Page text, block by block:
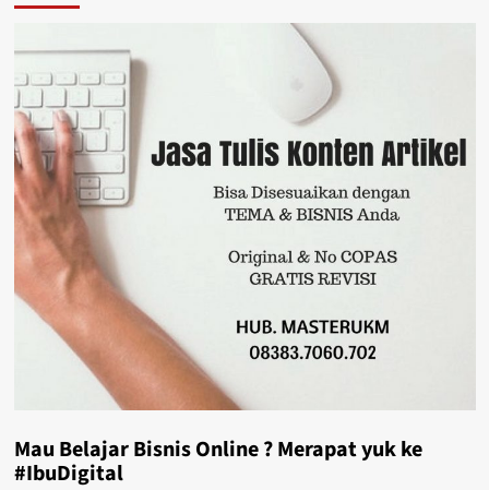
Sampai
Tujuan
Mau Belajar Bisnis Online ? Merapat yuk ke
#IbuDigital